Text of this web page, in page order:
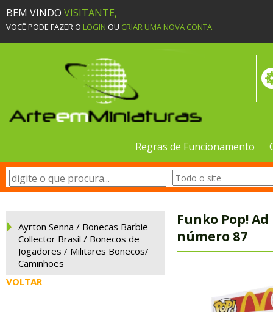
BEM VINDO VISITANTE,
VOCÊ PODE FAZER O LOGIN OU CRIAR UMA NOVA CONTA
Regras de Funcionamento
Ayrton Senna / Bonecas Barbie
Collector Brasil / Bonecos de
Jogadores / Militares Bonecos/
Caminhões
VOLTAR
Funko Pop!
número 87